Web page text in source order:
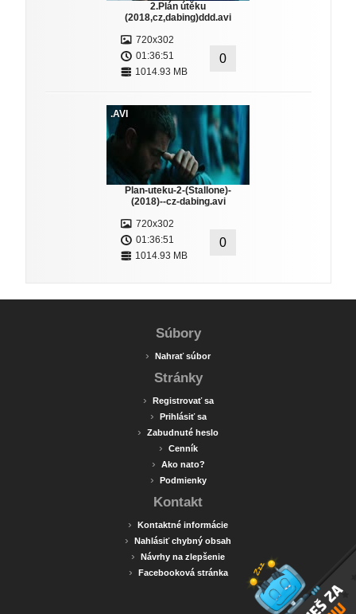
2.Plán útěku
(2018,cz,dabing)ddd.avi
720x302
01:36:51
1014.93 MB
0
.AVI
Plan-uteku-2-(Stallone)-
(2018)--cz-dabing.avi
720x302
01:36:51
1014.93 MB
0
Súbory
› Nahrať súbor
Stránky
› Registrovať sa
› Prihlásiť sa
› Zabudnuté heslo
› Cenník
› Ako nato?
› Podmienky
Kontakt
› Kontaktné informácie
› Nahlásiť chybný obsah
› Návrhy na zlepšenie
› Facebooková stránka